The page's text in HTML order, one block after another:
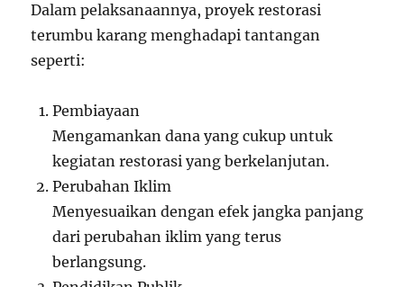
Dalam pelaksanaannya, proyek restorasi
terumbu karang menghadapi tantangan
seperti:
Pembiayaan
Mengamankan dana yang cukup untuk
kegiatan restorasi yang berkelanjutan.
Perubahan Iklim
Menyesuaikan dengan efek jangka panjang
dari perubahan iklim yang terus
berlangsung.